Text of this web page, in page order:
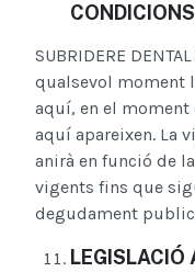
SUBRIDERE
qualsevol moment
aquí, en el
aquí apareixen. La
anirà en funció de
vigents fins que
degudament
LEGISLACIÓ